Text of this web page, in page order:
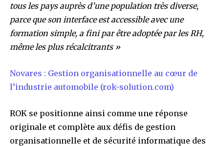
tous les pays auprès d’une population très diverse,
parce que son interface est accessible avec une
formation simple, a fini par être adoptée par les RH,
même les plus récalcitrants »
Novares : Gestion organisationnelle au cœur de
l’industrie automobile (rok-solution.com)
ROK se positionne ainsi comme une réponse
originale et complète aux défis de gestion
organisationnelle et de sécurité informatique des